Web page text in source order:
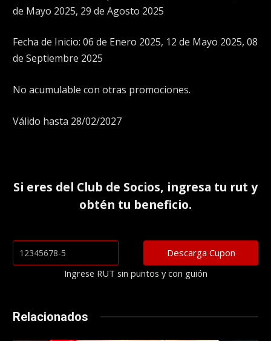
de Mayo 2025, 29 de Agosto 2025
Fecha de Inicio: 06 de Enero 2025, 12 de Mayo 2025, 08
de Septiembre 2025
No acumulable con otras promociones.
Válido hasta 28/02/2027
Si eres del Club de Socios, ingresa tu rut y
obtén tu beneficio.
Ingrese RUT sin puntos y con guión
Relacionados